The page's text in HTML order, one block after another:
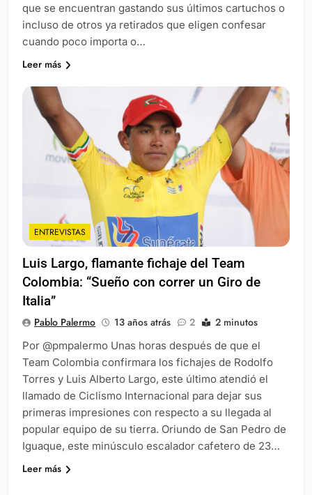
que se encuentran gastando sus últimos cartuchos o
incluso de otros ya retirados que eligen confesar
cuando poco importa o…
Leer más
ENTREVISTAS
Luis Largo, flamante fichaje del Team
Colombia: “Sueño con correr un Giro de
Italia”
Pablo Palermo 13 años atrás 2 2 minutos
Por @pmpalermo Unas horas después de que el
Team Colombia confirmara los fichajes de Rodolfo
Torres y Luis Alberto Largo, este último atendió el
llamado de Ciclismo Internacional para dejar sus
primeras impresiones con respecto a su llegada al
popular equipo de su tierra. Oriundo de San Pedro de
Iguaque, este minúsculo escalador cafetero de 23…
Leer más